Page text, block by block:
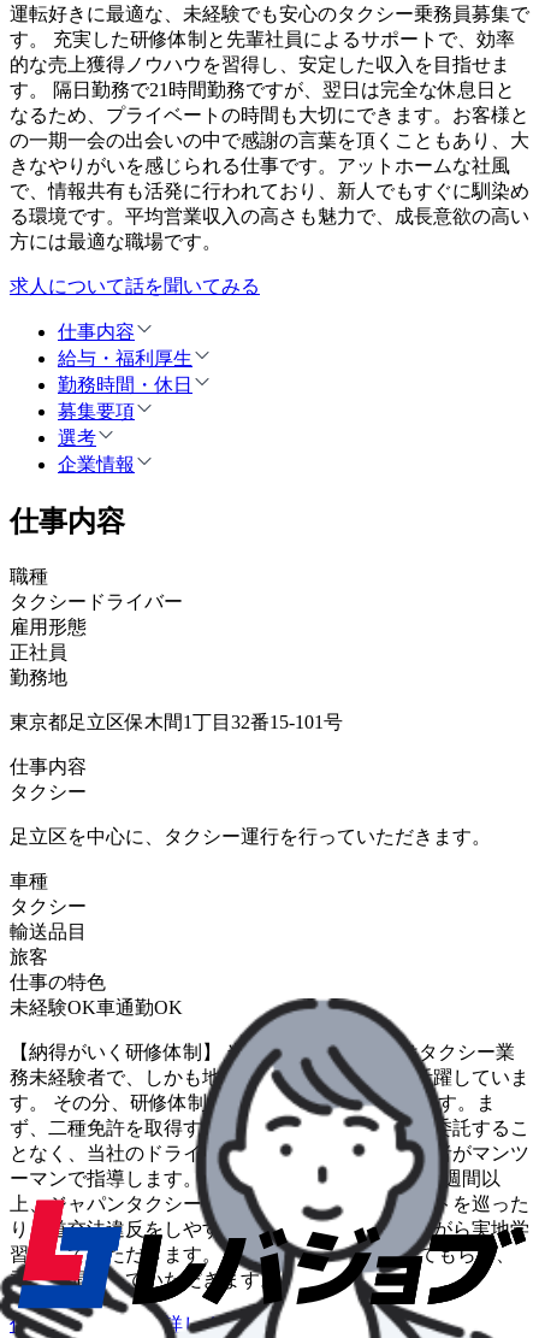
運転好きに最適な、未経験でも安心のタクシー乗務員募集で
す。 充実した研修体制と先輩社員によるサポートで、効率
的な売上獲得ノウハウを習得し、安定した収入を目指せま
す。 隔日勤務で21時間勤務ですが、翌日は完全な休息日と
なるため、プライベートの時間も大切にできます。お客様と
の一期一会の出会いの中で感謝の言葉を頂くこともあり、大
きなやりがいを感じられる仕事です。アットホームな社風
で、情報共有も活発に行われており、新人でもすぐに馴染め
る環境です。平均営業収入の高さも魅力で、成長意欲の高い
方には最適な職場です。
求人について話を聞いてみる
仕事内容
給与・福利厚生
勤務時間・休日
募集要項
選考
企業情報
仕事内容
職種
タクシードライバー
雇用形態
正社員
勤務地
東京都足立区保木間1丁目32番15-101号
仕事内容
タクシー
足立区を中心に、タクシー運行を行っていただきます。
車種
タクシー
輸送品目
旅客
仕事の特色
未経験OK車通勤OK
【納得がいく研修体制】 当社社員の95％以上はタクシー業
務未経験者で、しかも地方からの出身者が大勢活躍していま
す。 その分、研修体制には特別に力を入れています。ま
ず、二種免許を取得する際は合宿などの教習所に委託するこ
となく、当社のドライバー経験を持った運行管理者がマンツ
ーマンで指導します。また資格取得後は最低でも1週間以
上、ジャパンタクシー研修車にて、稼げるポイントを巡った
り、道交法違反をしやすい地点を実際に走行しながら実地学
習をしていただきます。 こうして不安を払拭してもらい、
乗務を開始していただきます。
仕事内容について詳しく知りたい